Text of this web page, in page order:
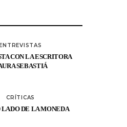
CON LA ESCRITORA
SEBASTIÁ
CRÍTICAS
DE LA MONEDA